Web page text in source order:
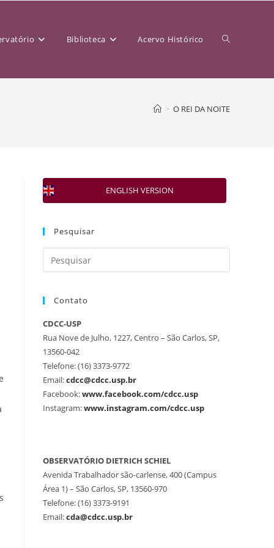
Biblioteca Acervo Histórico
> O REI DA NOITE
ENGLISH VERSION
Pesquisar
Contato
CDCC-USP
Rua Nove de Julho, 1227, Centro – São Carlos, SP,
13560-042
Telefone: (16) 3373-9772
Email:cdcc@cdcc.usp.br
Facebook:www.facebook.com/cdcc.usp
Instagram:www.instagram.com/cdcc.usp
OBSERVATÓRIO DIETRICH SCHIEL
Avenida Trabalhador são-carlense, 400 (Campus
Área 1) – São Carlos, SP, 13560-970
Telefone: (16) 3373-9191
Email:cda@cdcc.usp.br